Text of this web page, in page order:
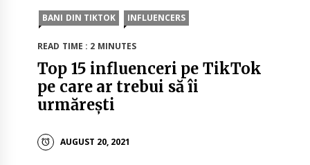
BANI DIN TIKTOK INFLUENCERS
READ TIME : 2 MINUTES
Top 15 influenceri pe TikTok
pe care ar trebui să îi
urmărești
AUGUST 20, 2021